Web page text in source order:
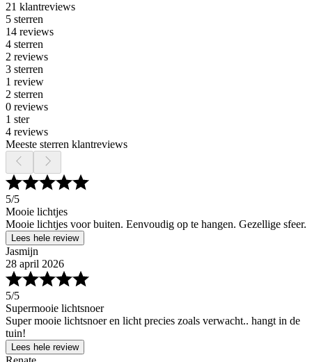
21 klantreviews
5 sterren
14 reviews
4 sterren
2 reviews
3 sterren
1 review
2 sterren
0 reviews
1 ster
4 reviews
Meeste sterren klantreviews
5/5
Mooie lichtjes
Mooie lichtjes voor buiten. Eenvoudig op te hangen. Gezellige sfeer.
Lees hele review
Jasmijn
28 april 2026
5/5
Supermooie lichtsnoer
Super mooie lichtsnoer en licht precies zoals verwacht.. hangt in de
tuin!
Lees hele review